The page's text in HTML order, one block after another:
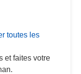
toutes les
et faites votre